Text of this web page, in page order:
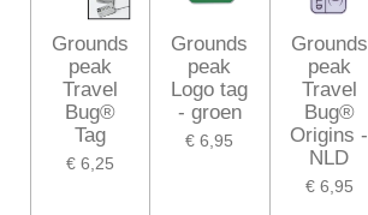
Grounds
peak
Travel
Bug®
Tag
€ 6,25
Grounds
peak
Logo tag
- groen
€ 6,95
Grounds
peak
Travel
Bug®
Origins -
NLD
€ 6,95